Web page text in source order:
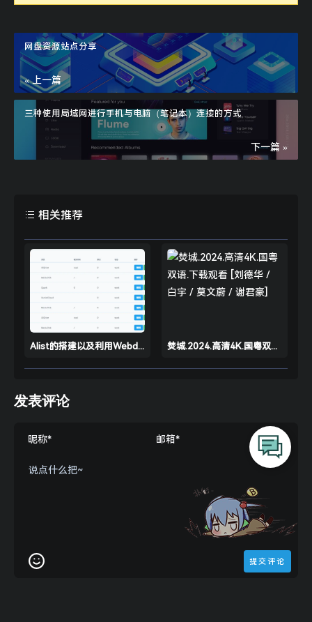
网盘资源站点分享
« 上一篇
三种使用局域网进行手机与电脑（笔记本）连接的方式
下一篇 »
相关推荐
Alist的搭建以及利用Webdav在Potplayer中浏览网盘内容
焚城.2024.高清4K.国粤双语.下载
发表评论